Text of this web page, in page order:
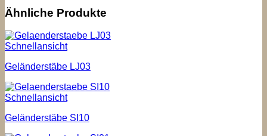
Ähnliche Produkte
Schnellansicht
Geländerstäbe LJ03
Schnellansicht
Geländerstäbe SI10